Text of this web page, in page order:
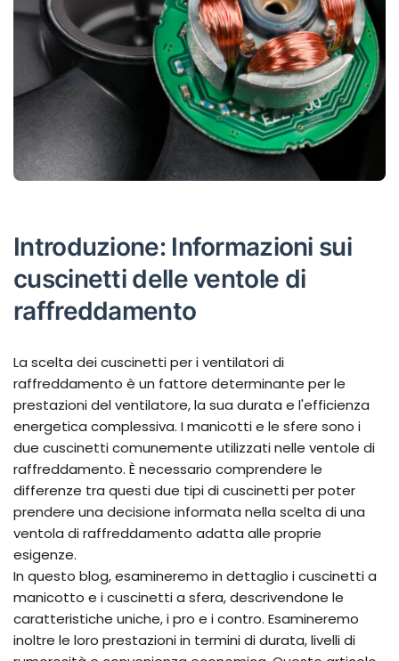
Introduzione: Informazioni sui
cuscinetti delle ventole di
raffreddamento
La scelta dei cuscinetti per i ventilatori di
raffreddamento è un fattore determinante per le
prestazioni del ventilatore, la sua durata e l'efficienza
energetica complessiva. I manicotti e le sfere sono i
due cuscinetti comunemente utilizzati nelle ventole di
raffreddamento. È necessario comprendere le
differenze tra questi due tipi di cuscinetti per poter
prendere una decisione informata nella scelta di una
ventola di raffreddamento adatta alle proprie
esigenze.
In questo blog, esamineremo in dettaglio i cuscinetti a
manicotto e i cuscinetti a sfera, descrivendone le
caratteristiche uniche, i pro e i contro. Esamineremo
inoltre le loro prestazioni in termini di durata, livelli di